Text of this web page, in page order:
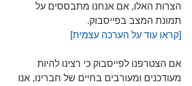
הצרות האלו, אם אנחנו מתבססים על
תמונת המצב בפייסבוק.
[קראו עוד על הערכה עצמית]
אם הצטרפנו לפייסבוק כי רצינו להיות
מעודכנים ומעורבים בחיים של חברינו, אנו